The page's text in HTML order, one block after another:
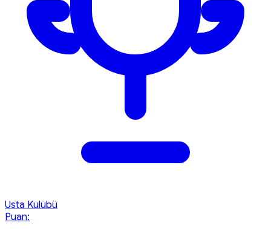
Usta Kulübü
Puan: